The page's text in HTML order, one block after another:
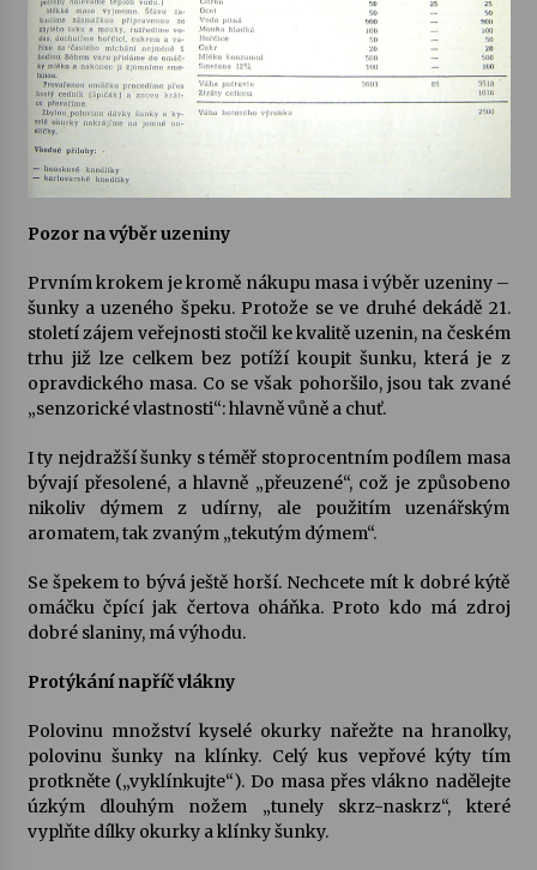
Pozor na výběr uzeniny
Prvním krokem je kromě nákupu masa i výběr uzeniny –
šunky a uzeného špeku. Protože se ve druhé dekádě 21.
století zájem veřejnosti stočil ke kvalitě uzenin, na českém
trhu již lze celkem bez potíží koupit šunku, která je z
opravdického masa. Co se však pohoršilo, jsou tak zvané
„senzorické vlastnosti“: hlavně vůně a chuť.
I ty nejdražší šunky s téměř stoprocentním podílem masa
bývají přesolené, a hlavně „přeuzené“, což je způsobeno
nikoliv dýmem z udírny, ale použitím uzenářským
aromatem, tak zvaným „tekutým dýmem“.
Se špekem to bývá ještě horší. Nechcete mít k dobré kýtě
omáčku čpící jak čertova oháňka. Proto kdo má zdroj
dobré slaniny, má výhodu.
Protýkání napříč vlákny
Polovinu množství kyselé okurky nařežte na hranolky,
polovinu šunky na klínky. Celý kus vepřové kýty tím
protkněte („vyklínkujte“). Do masa přes vlákno nadělejte
úzkým dlouhým nožem „tunely skrz-naskrz“, které
vyplňte dílky okurky a klínky šunky.